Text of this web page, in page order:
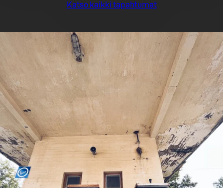
Katso kaikki tapahtumat